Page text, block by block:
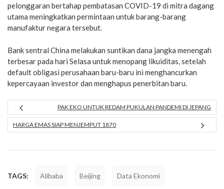
pelonggaran bertahap pembatasan COVID-19 di mitra dagang
utama meningkatkan permintaan untuk barang-barang
manufaktur negara tersebut.
Bank sentral China melakukan suntikan dana jangka menengah
terbesar pada hari Selasa untuk menopang likuiditas, setelah
default obligasi perusahaan baru-baru ini menghancurkan
kepercayaan investor dan menghapus penerbitan baru.
PAK EKO UNTUK REDAM PUKULAN PANDEMI DI JEPANG
HARGA EMAS SIAP MENJEMPUT 1870
TAGS: Alibaba Beijing Data Ekonomi